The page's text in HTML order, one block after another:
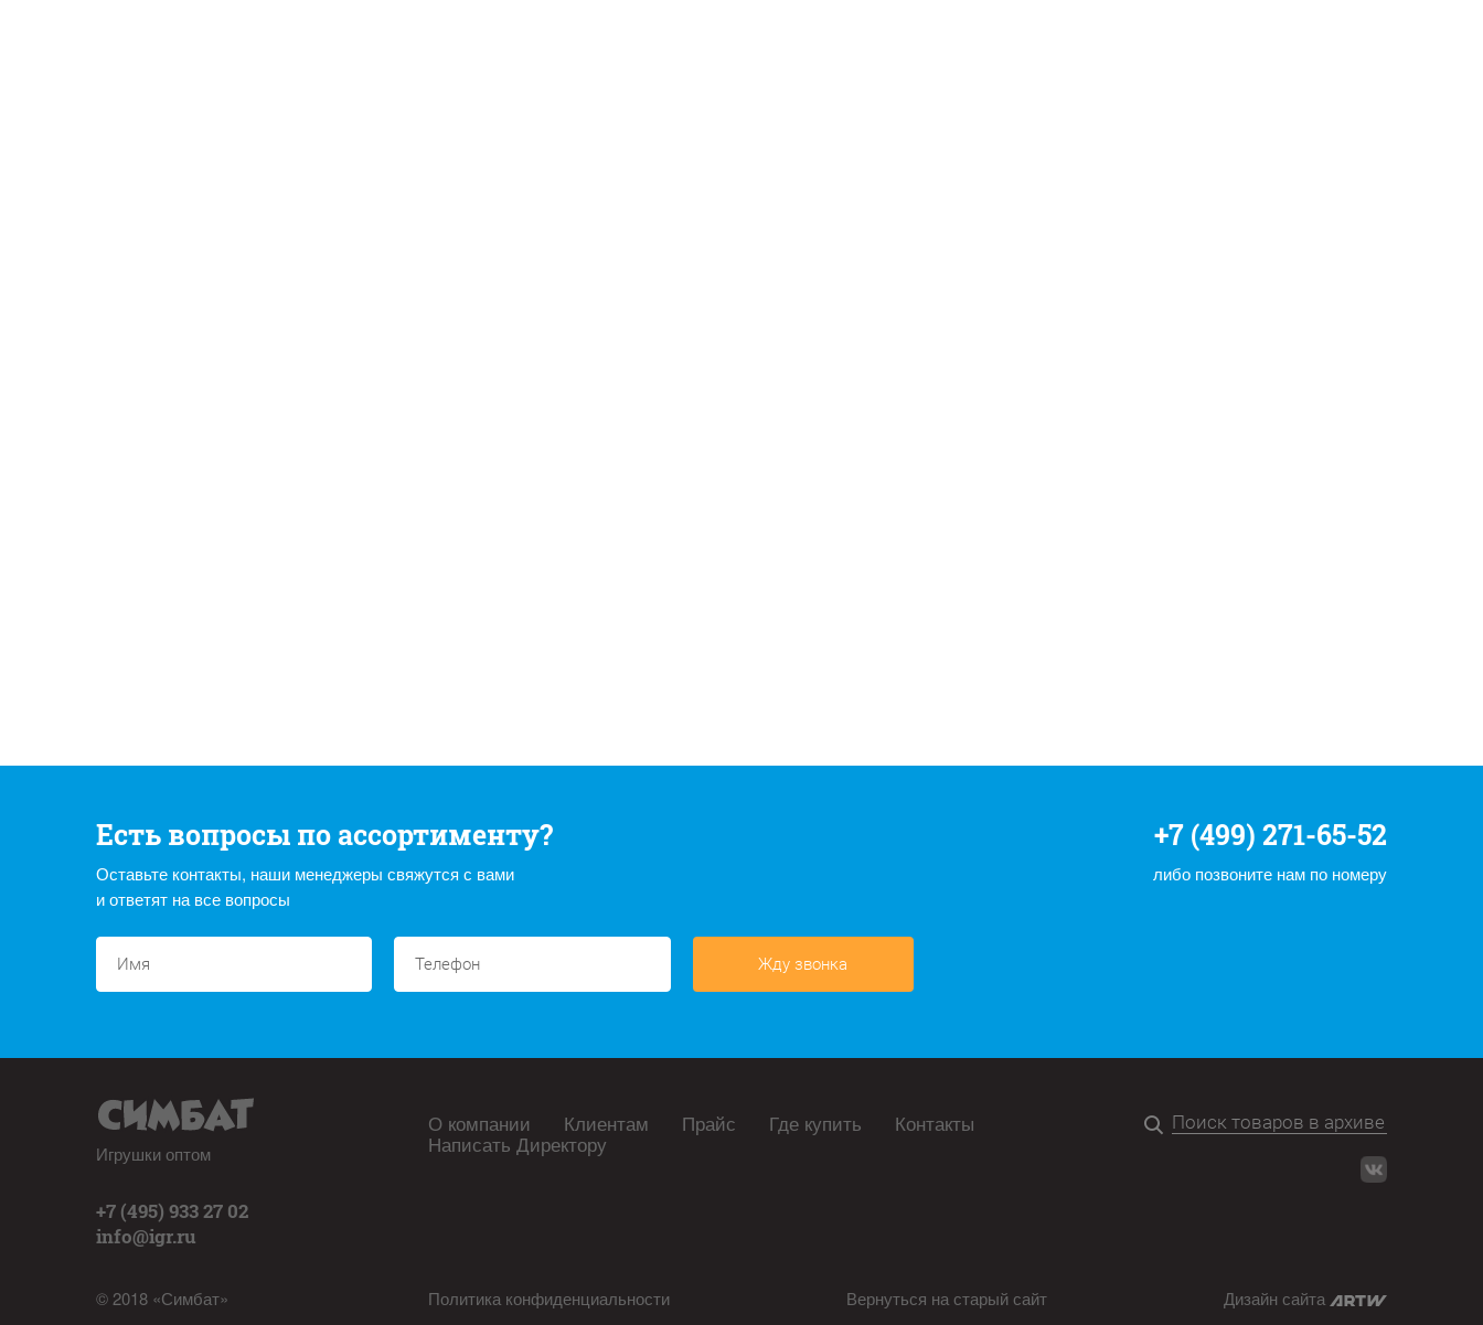
Есть вопросы по ассортименту?
Оставьте контакты, наши менеджеры свяжутся с вами
и ответят на все вопросы
+7 (499) 271-65-52
либо позвоните нам по номеру
Жду звонка
Игрушки оптом
+7 (495) 933 27 02
info@igr.ru
© 2018 «Симбат»
О компании Клиентам Прайс Где купить Контакты
Написать Директору
Политика конфиденциальности Вернуться на старый сайт Дизайн сайта